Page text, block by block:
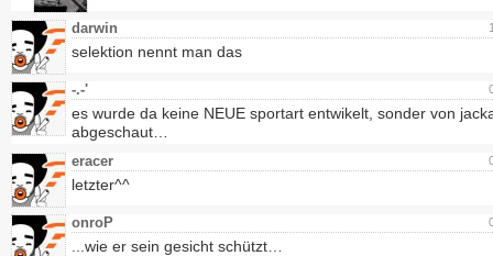
darwin
selektion nennt man das
-.-'
es wurde da keine NEUE sportart entwikelt, sonder von
abgeschaut…
eracer
letzter^^
onroP
...wie er sein gesicht schützt…